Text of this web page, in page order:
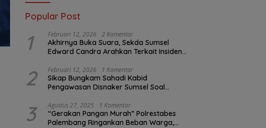
Popular Post
1 Februari 12, 2026 2 Komentar
Akhirnya Buka Suara, Sekda Sumsel
Edward Candra Arahkan Terkait Insiden
2 Februari 12, 2026 1 Komentar
Sikap Bungkam Sahadi Kabid
Pengawasan Disnaker Sumsel Soal
Pengawasan K3?
3 Agustus 27, 2025 1 Komentar
“Gerakan Pangan Murah” Polrestabes
Palembang Ringankan Beban Warga,